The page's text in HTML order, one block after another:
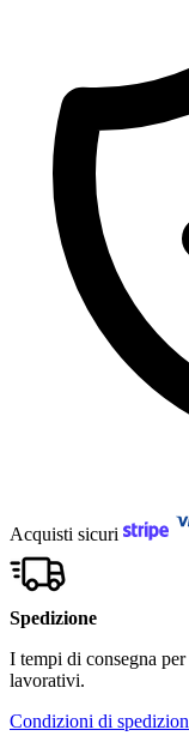
Acquisti sicuri
Spedizione
I tempi di consegna
lavorativi.
Condizioni di